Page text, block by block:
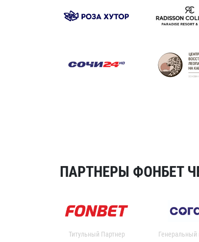
ПАРТНЕРЫ ФОНБЕТ
Титульный Партнер Генеральный